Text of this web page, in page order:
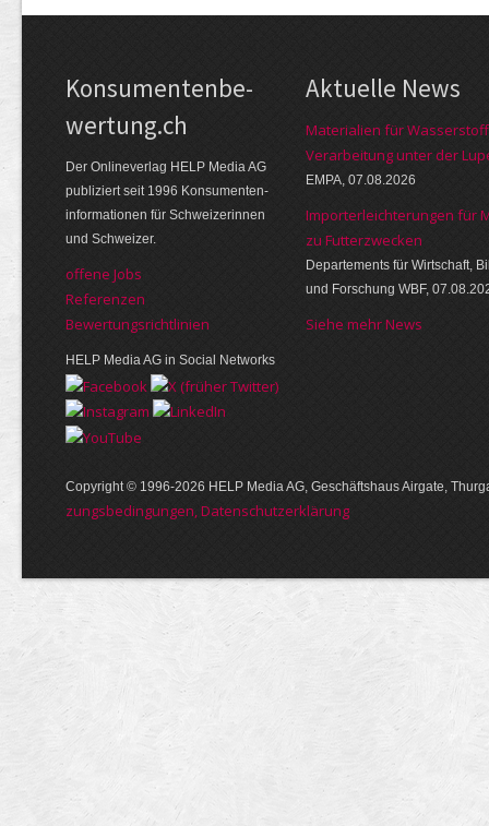
Kon­su­menten­be­
wer­tung.ch
Der Online­verlag HELP Media AG
publi­ziert seit 1996 Kon­su­menten­
infor­mationen für Schwei­zerinnen
und Schweizer.
offene Jobs
Referenzen
Bewer­tungs­richt­linien
HELP Media AG in Social Networks
Aktuelle News
Materialien für
Verarbeitung unter der
EMPA, 07.08.2026
Importerleichterungen für
zu Futterzwecken
Departements für Wirtschaft,
und Forschung WBF,
Siehe mehr News
Copyright © 1996-2026 HELP Media AG, Geschäftshaus Airgate,
zungs­bedin­gungen, Daten­schutz­er­klärung